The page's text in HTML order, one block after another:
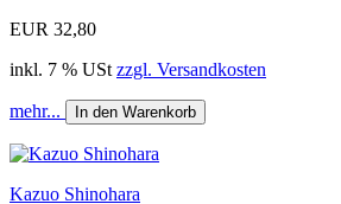
EUR 32,80
inkl. 7 % USt zzgl. Versandkosten
mehr... In den Warenkorb
Kazuo Shinohara